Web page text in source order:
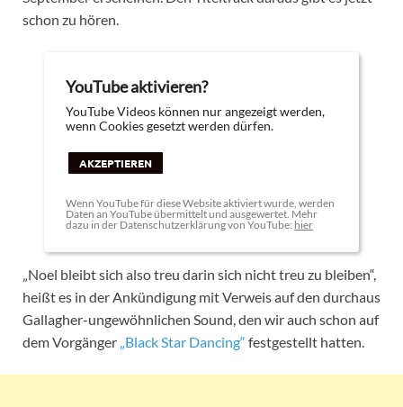
schon zu hören.
YouTube aktivieren?
YouTube Videos können nur angezeigt werden,
wenn Cookies gesetzt werden dürfen.
AKZEPTIEREN
Wenn YouTube für diese Website aktiviert wurde, werden
Daten an YouTube übermittelt und ausgewertet. Mehr
dazu in der Datenschutzerklärung von YouTube: hier
„Noel bleibt sich also treu darin sich nicht treu zu bleiben“,
heißt es in der Ankündigung mit Verweis auf den durchaus
Gallagher-ungewöhnlichen Sound, den wir auch schon auf
dem Vorgänger „Black Star Dancing“ festgestellt hatten.